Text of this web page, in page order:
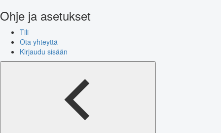
Ohje ja asetukset
Tili
Ota yhteyttä
Kirjaudu sisään